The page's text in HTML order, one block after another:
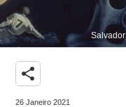
share
26 Janeiro 2021